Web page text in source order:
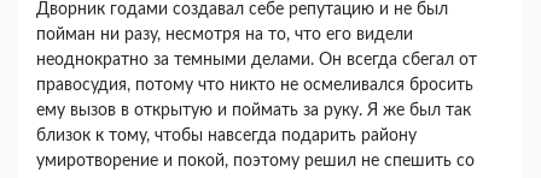
Дворник годами создавал себе репутацию и не был
пойман ни разу, несмотря на то, что его видели
неоднократно за темными делами. Он всегда сбегал от
правосудия, потому что никто не осмеливался бросить
ему вызов в открытую и поймать за руку. Я же был так
близок к тому, чтобы навсегда подарить району
умиротворение и покой, поэтому решил не спешить со